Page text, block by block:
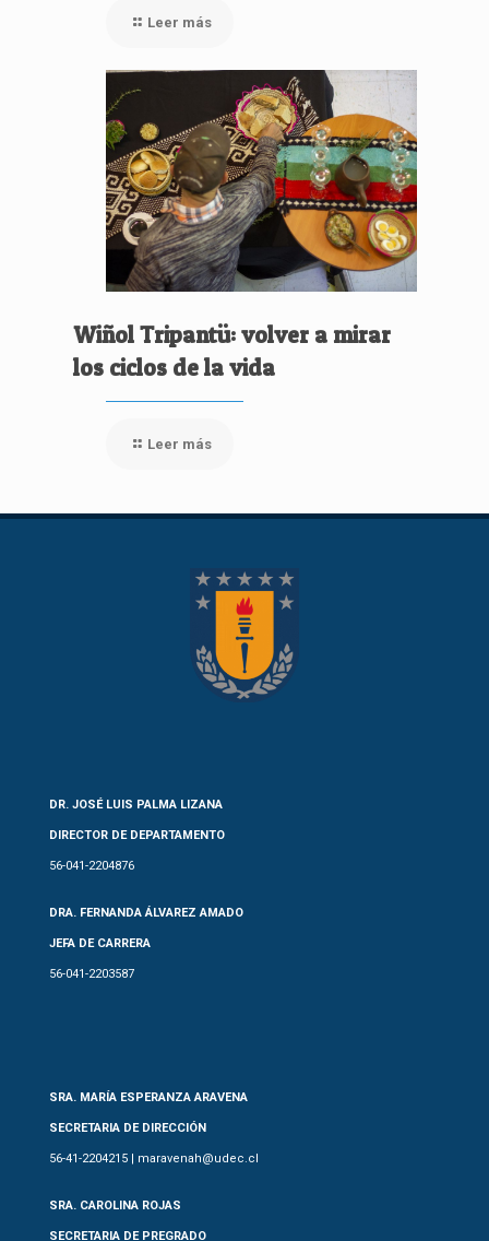
Leer más
Wiñol Tripantü: volver a mirar
los ciclos de la vida
Leer más
DR. JOSÉ LUIS PALMA LIZANA
DIRECTOR DE DEPARTAMENTO
56-041-2204876
DRA. FERNANDA ÁLVAREZ AMADO
JEFA DE CARRERA
56-041-2203587
SRA. MARÍA ESPERANZA ARAVENA
SECRETARIA DE DIRECCIÓN
56-41-2204215 | maravenah@udec.cl
SRA. CAROLINA ROJAS
SECRETARIA DE PREGRADO